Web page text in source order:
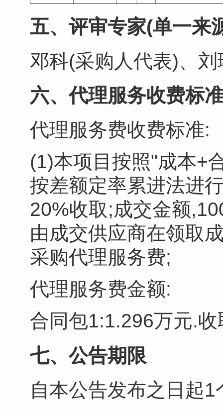
五、评审专家(单一来
邓科(采购人代表)、
六、代理服务收费标
代理服务费收费标准:
(1)本项目按照"成本+
按差额定率累进法进
20%收取;成交金额
由成交供应商在领取
采购代理服务费;
代理服务费金额:
合同包1:1.296万元.收
七、公告期限
自本公告发布之日起1